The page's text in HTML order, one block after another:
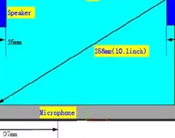
стал самым Малоизвестная компания SurfCast